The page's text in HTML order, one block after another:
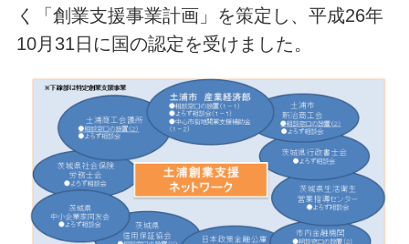
く「創業支援事業計画」を策定し、平成26年
10月31日に国の認定を受けました。